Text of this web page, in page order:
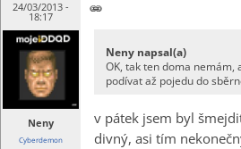
24/03/2013 -
18:17
Neny
Cyberdemon
Neny napsal(a)
OK, tak ten doma nemám,
podívat až pojedu do
v pátek jsem byl
divný, asi tím